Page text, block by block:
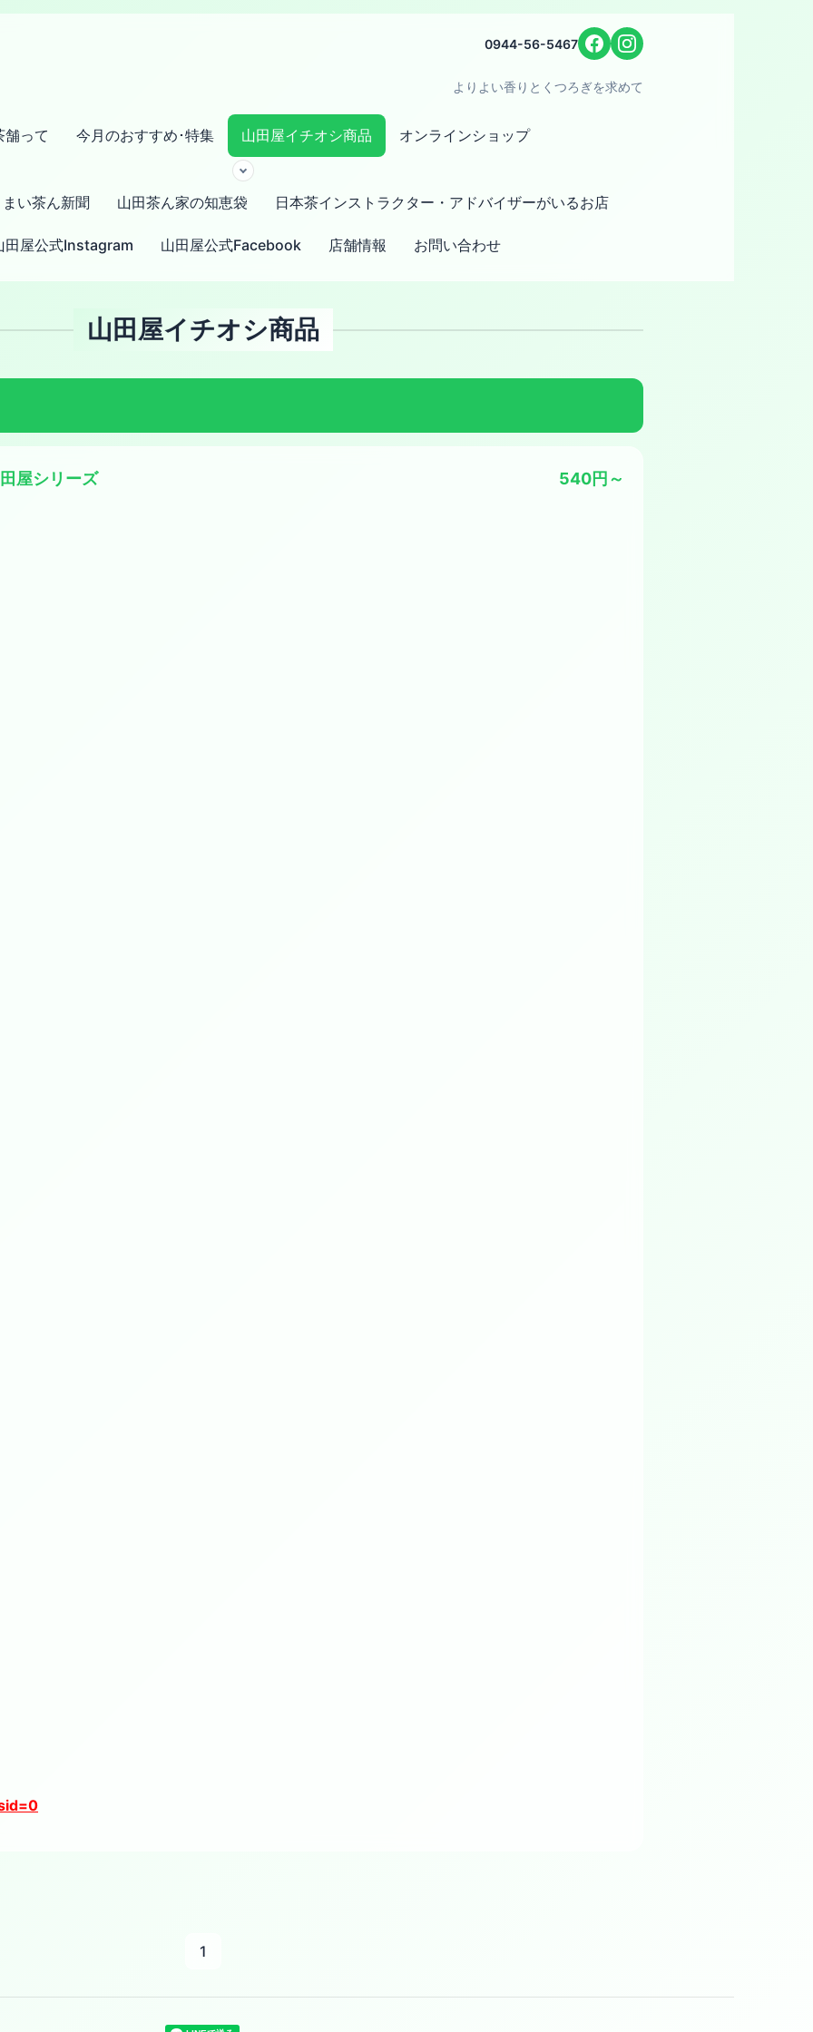
0944-56-5467
よりよい香りとくつろぎを求めて
舗って 今月のおすすめ･特集 山田屋イチオシ商品 オンラインショップ
まい茶ん新聞 山田茶ん家の知恵袋 日本茶インストラクター・アドバイザーがいるお店
田屋公式Instagram 山田屋公式Facebook 店舗情報 お問い合わせ
山田屋イチオシ商品
屋シリーズ 540円～
1